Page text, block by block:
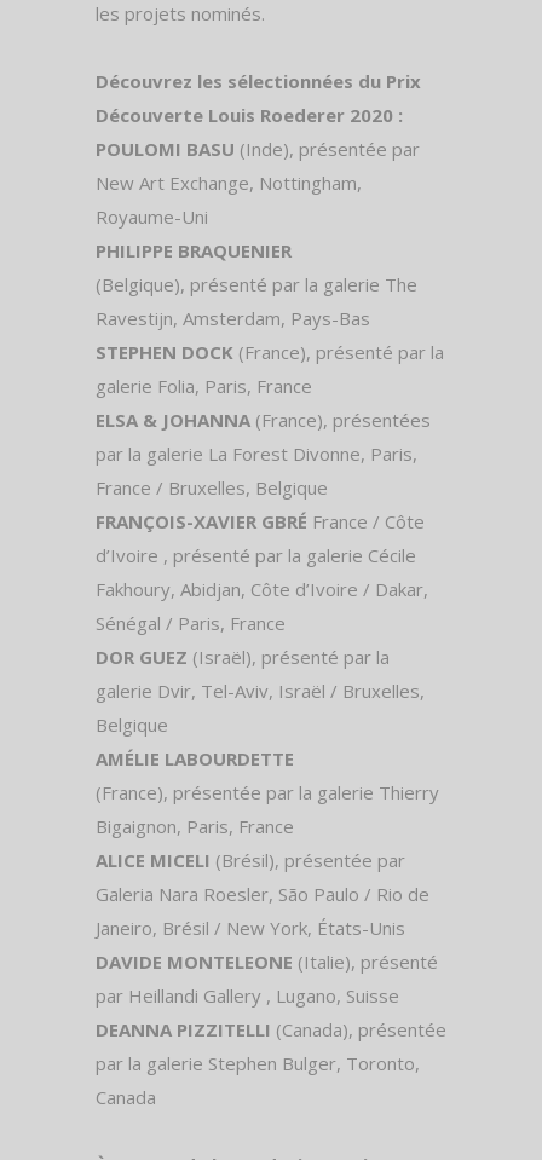
les projets nominés.
Découvrez les sélectionnées du Prix
Découverte Louis Roederer 2020 :
POULOMI BASU (Inde), présentée par
New Art Exchange, Nottingham,
Royaume-Uni
PHILIPPE BRAQUENIER
(Belgique), présenté par la galerie The
Ravestijn, Amsterdam, Pays-Bas
STEPHEN DOCK (France), présenté par la
galerie Folia, Paris, France
ELSA & JOHANNA (France), présentées
par la galerie La Forest Divonne, Paris,
France / Bruxelles, Belgique
FRANÇOIS-XAVIER GBRÉ France / Côte
d’Ivoire , présenté par la galerie Cécile
Fakhoury, Abidjan, Côte d’Ivoire / Dakar,
Sénégal / Paris, France
DOR GUEZ (Israël), présenté par la
galerie Dvir, Tel-Aviv, Israël / Bruxelles,
Belgique
AMÉLIE LABOURDETTE
(France), présentée par la galerie Thierry
Bigaignon, Paris, France
ALICE MICELI (Brésil), présentée par
Galeria Nara Roesler, São Paulo / Rio de
Janeiro, Brésil / New York, États-Unis
DAVIDE MONTELEONE (Italie), présenté
par Heillandi Gallery , Lugano, Suisse
DEANNA PIZZITELLI (Canada), présentée
par la galerie Stephen Bulger, Toronto,
Canada